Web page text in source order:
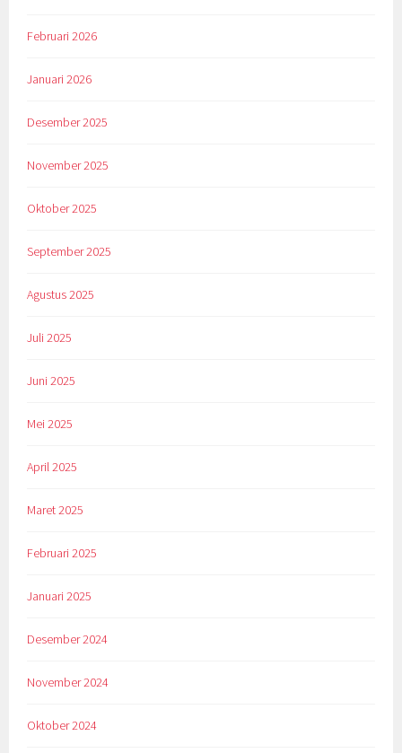
Februari 2026
Januari 2026
Desember 2025
November 2025
Oktober 2025
September 2025
Agustus 2025
Juli 2025
Juni 2025
Mei 2025
April 2025
Maret 2025
Februari 2025
Januari 2025
Desember 2024
November 2024
Oktober 2024